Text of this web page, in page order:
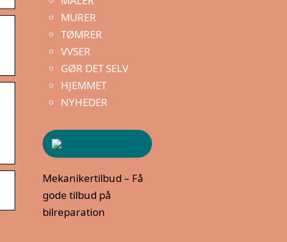
MURER
TØMRER
VVSER
GØR DET SELV
HJEMMET
NYHEDER
Mekanikertilbud – Få
gode tilbud på
bilreparation